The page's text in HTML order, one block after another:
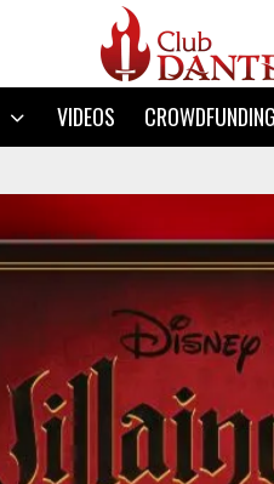
VIDEOS CROWDFUNDING